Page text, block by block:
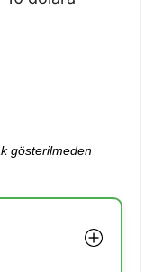
gösterilmeden